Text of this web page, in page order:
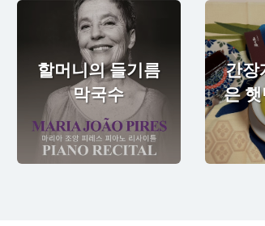
할머니의 들기름
막국수
간장
은